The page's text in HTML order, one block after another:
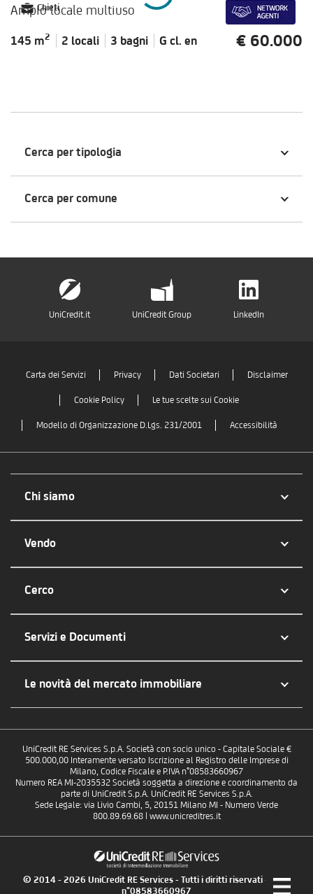
Chieti
Ampio locale multiuso
145 m2 2 locali 3 bagni G cl. en € 60.000
Cerca per tipologia
Cerca per comune
UniCredit.it UniCredit Group LinkedIn
Carta dei Servizi Privacy Dati Societari Disclaimer
Cookie Policy Le tue scelte sui Cookie
Modello di Organizzazione D.Lgs. 231/2001 Accessibilità
Chi siamo
Vendo
Cerco
Servizi e Documenti
Le novità del mercato immobiliare
UniCredit RE Services S.p.A. Società con socio unico - Capitale Sociale €
500.000,00 Interamente versato Iscrizione al Registro delle Imprese di
Milano, Codice Fiscale e P.IVA n°08583660967
Numero REA MI-2035532 Società soggetta a direzione e coordinamento da
parte di UniCredit S.p.A. UniCredit RE Services S.p.A.
Sede Legale: via Livio Cambi, 5, 20151 Milano MI - Numero Verde
800.89.69.68 | www.unicreditres.it
© 2014 - 2026 UniCredit RE Services - Tutti i diritti riservati - P.IVA
n°08583660967